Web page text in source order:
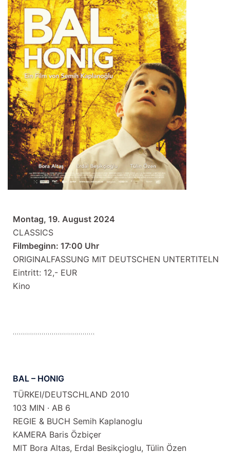
Montag, 19. August 2024
CLASSICS
Filmbeginn: 17:00 Uhr
ORIGINALFASSUNG MIT DEUTSCHEN UNTERTITELN
Eintritt: 12,- EUR
Kino
BAL – HONIG
TÜRKEI/DEUTSCHLAND 2010
103 MIN · AB 6
REGIE & BUCH Semih Kaplanoglu
KAMERA Baris Özbiçer
MIT Bora Altas, Erdal Besikçioglu, Tülin Özen